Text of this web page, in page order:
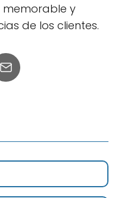
memorable y
de los clientes.